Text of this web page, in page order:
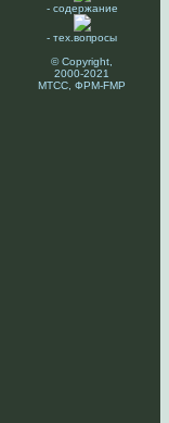
- содержание
- тех.вопросы
© Copyright,
2000-2021
МТСС, ФРМ-FMP